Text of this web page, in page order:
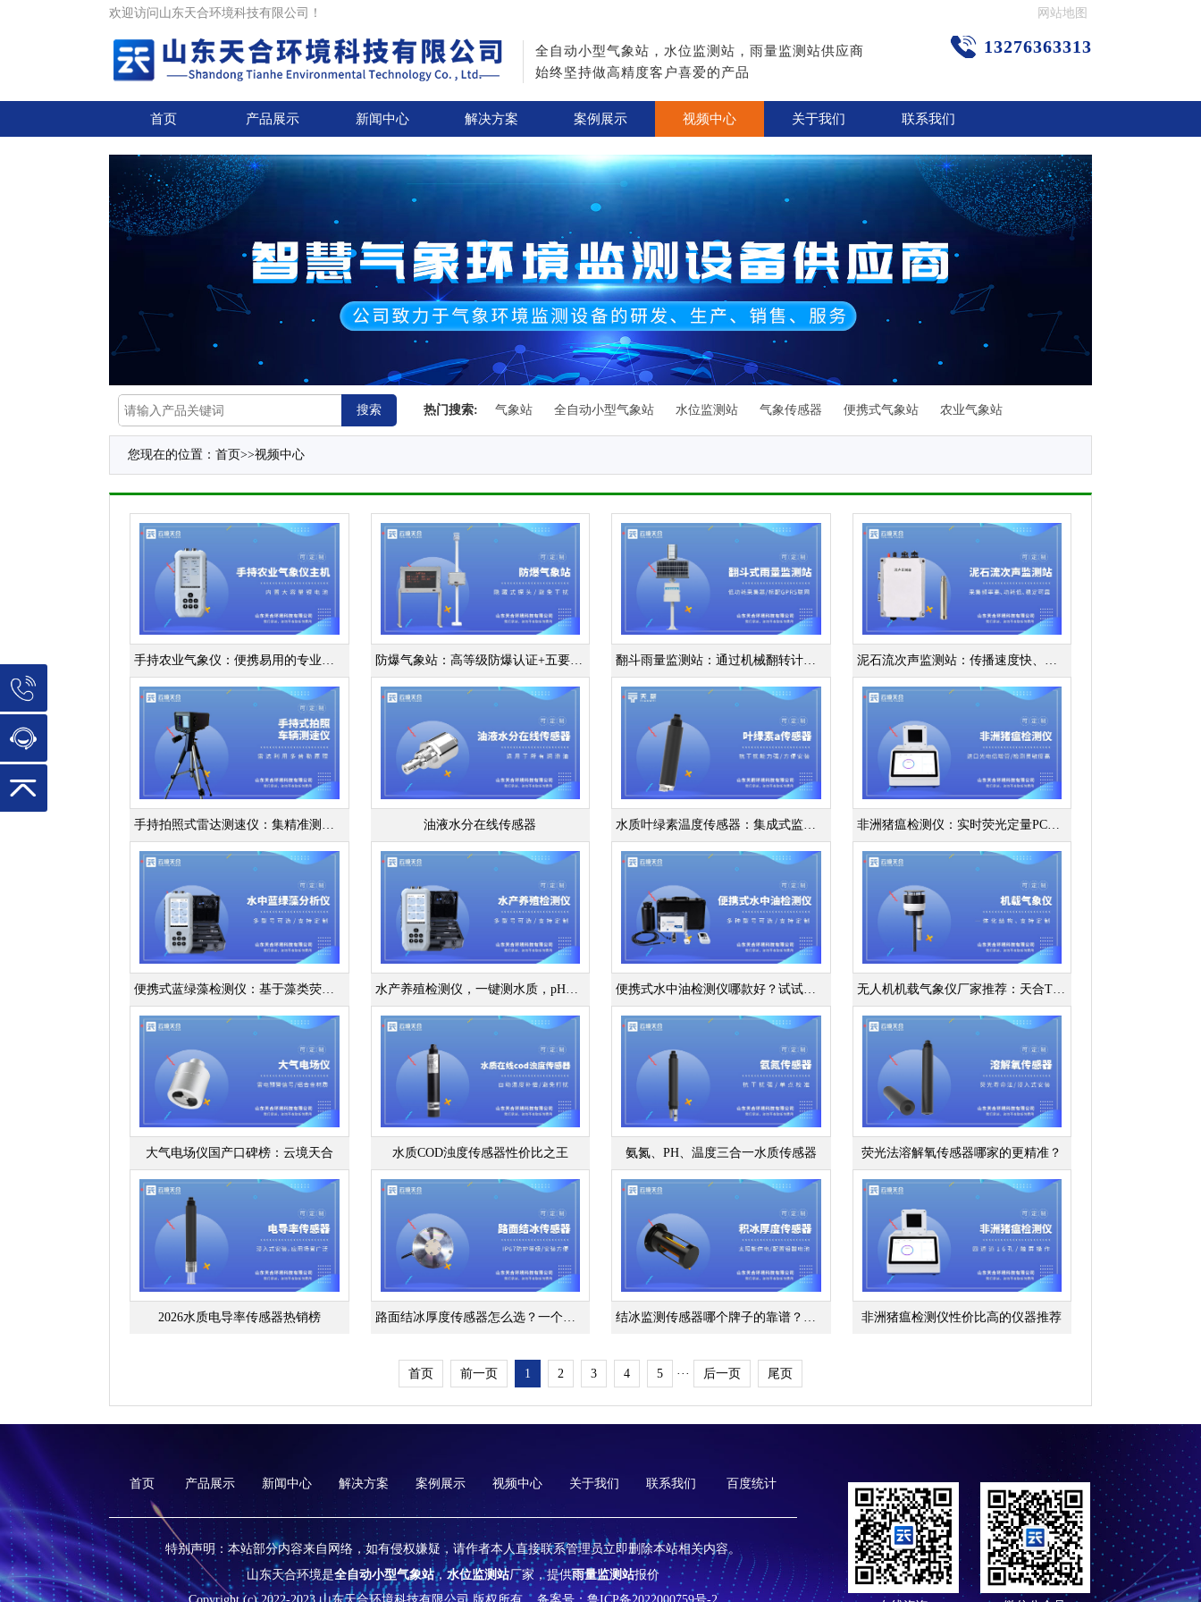
欢迎访问山东天合环境科技有限公司！ 网站地图
全自动小型气象站，水位监测站，雨量监测站供应商
始终坚持做高精度客户喜爱的产品
13276363313
首页 产品展示 新闻中心 解决方案 案例展示 视频中心 关于我们 联系我们
热门搜索: 气象站 全自动小型气象站 水位监测站 气象传感器 便携式气象站 农业气象站
您现在的位置： 首页>>视频中心
手持农业气象仪：便携易用的专业农业监测设备 防爆气象站：高等级防爆认证+五要素精准监测 翻斗雨量监测站：通过机械翻转计数实现雨量精准计量 泥石流次声监测站：传播速度快、衰减小
手持拍照式雷达测速仪：集精准测速与高清抓拍功能于一体 油液水分在线传感器 水质叶绿素温度传感器：集成式监测设备 非洲猪瘟检测仪：实时荧光定量PCR先进技术
水产养殖检测仪，一键测水质，pH值、溶氧度 无人机机载气象仪厂家推荐：天合TH-F3
大气电场仪国产口碑榜：云境天合 水质COD浊度传感器性价比之王 氨氮、PH、温度三合一水质传感器 荧光法溶解氧传感器哪家的更精准？
2026水质电导率传感器热销榜 路面结冰厚度传感器怎么选？一个视频讲清楚 非洲猪瘟检测仪性价比高的仪器推荐
首页 前一页 1 2 3 4 5 ··· 后一页 尾页
首页 产品展示 新闻中心 解决方案 案例展示 视频中心 关于我们 联系我们 百度统计
特别声明：本站部分内容来自网络，如有侵权嫌疑，请作者本人直接联系管理员立即删除本站相关内容。
山东天合环境是全自动小型气象站，水位监测站厂家，提供雨量监测站报价